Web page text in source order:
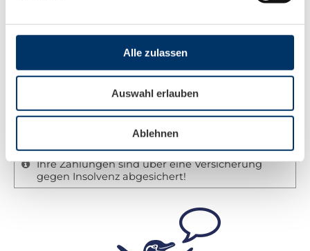
Alle zulassen
Auswahl erlauben
Ablehnen
Wenn Sie eine feste Buchung vornehmen, ist eine
Anzahlung in Höhe von 20% fällig.
Die Restzahlung ist 4 Wochen vor Reiseantritt
fällig. In Einzelfällen, wie z.B. Tauchkreuzfahrten
gelten andere Regeln. Informationen auf Anfrage.
Ihre Zahlungen sind über eine Versicherung
gegen Insolvenz abgesichert!